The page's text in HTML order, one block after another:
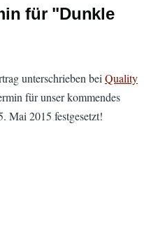
für "Dunkle
unterschrieben bei Quality
für unser kommendes
Mai 2015 festgesetzt!